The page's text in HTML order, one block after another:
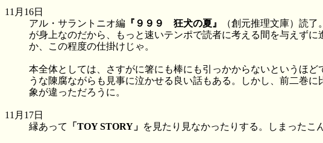
11月16日
アル・サラントニオ編 『９９９ 狂犬の夏』 （創元推理文庫）読
が身上なのだから、もっと速いテンポで読者に考える間を与えず
か、この程度の仕掛けじゃ。
本全体としては、さすがに箸にも棒にも引っかからないというほど
うな陳腐ながらも見事に泣かせる良い話もある。しかし、前二巻
象が違っただろうに。
11月17日
縁あって
「TOY STORY」 を見たり見なかったりする。しまったこ